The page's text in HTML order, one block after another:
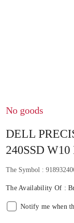
No goods
DELL
240SSD
The Symbol :
The Availability Of :
Notify me when